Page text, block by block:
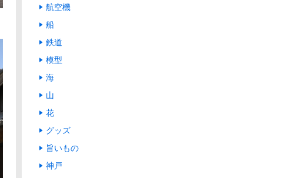
航空機
船
鉄道
模型
海
山
花
グッズ
旨いもの
神戸